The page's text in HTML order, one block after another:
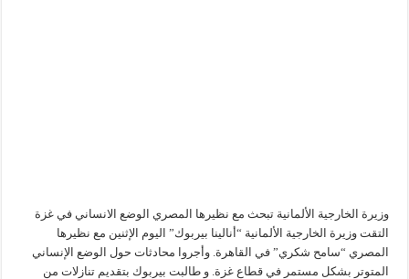
وزيرة الخارجية الألمانية تبحث مع نظيرها المصري الوضع الانساني في غزة
التقت وزيرة الخارجية الألمانية “أنالينا بيربوك” اليوم الإثنين مع نظيرها
المصري “سامح شكري” في القاهرة. وأجروا محادثات حول الوضع الإنساني
المتوتر بشكل مستمر في قطاع غزة. و طالبت بيربوك بتقديم تنازلات من